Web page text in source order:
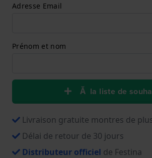
Adresse Email
Prénom et nom
Ă la liste de
Livraison gratuite montres de
Délai de retour de 30 jours
Distributeur officiel de Festina